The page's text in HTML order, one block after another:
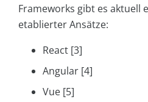
Frameworks gibt es aktuell
etablierter Ansätze:
React [3]
Angular [4]
Vue [5]